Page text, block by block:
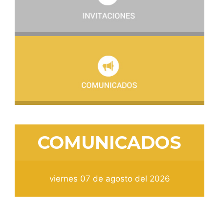
COMUNICADOS
viernes 07 de agosto del 2026